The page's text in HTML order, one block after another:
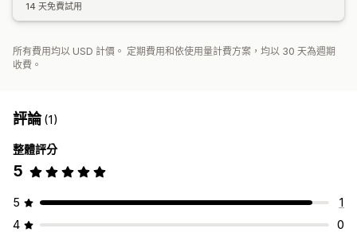
14 天免費試用
所有費用均以 USD 計價。 定期費用和依使用量計費方案，均以 30 天為週期
收費。
評論(1)
整體評分
5
5
1
4
0